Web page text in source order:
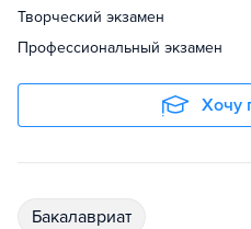
Творческий экзамен
Профессиональный экзамен
Хочу
бакалавриат